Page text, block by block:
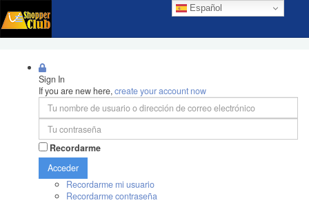
Español
Sign In
If you are new here,create your account now
Recordarme
Acceder
Recordarme mi usuario
Recordarme contraseña